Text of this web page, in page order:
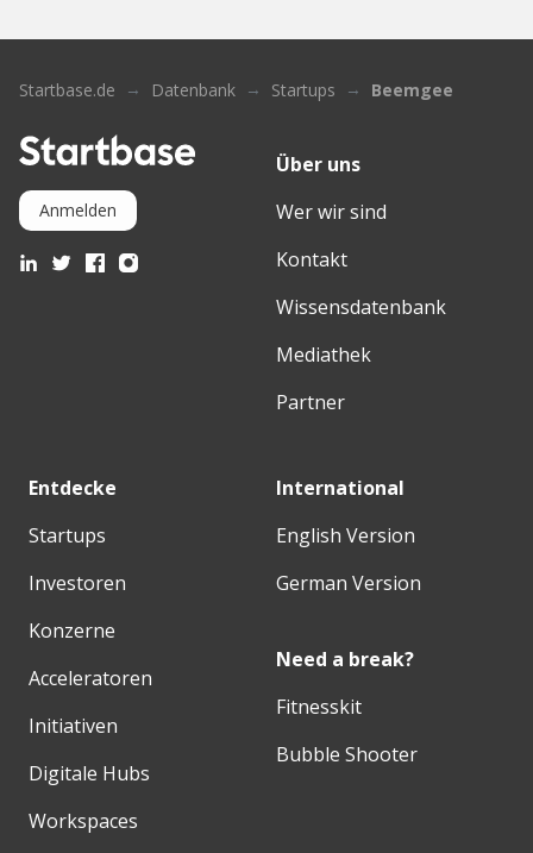
Startbase.de Datenbank Startups Beemgee
Anmelden
Über uns
Wer wir sind
Kontakt
Wissensdatenbank
Mediathek
Partner
Entdecke
Startups
Investoren
Konzerne
Acceleratoren
Initiativen
Digitale Hubs
Workspaces
International
English Version
German Version
Need a break?
Fitnesskit
Bubble Shooter